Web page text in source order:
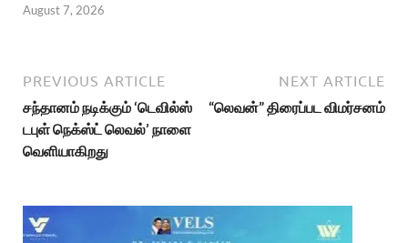
August 7, 2026
PREVIOUS ARTICLE
சந்தானம் நடிக்கும் ‘டெவில்ஸ்
டபுள் நெக்ஸ்ட் லெவல்’ நாளை
வெளியாகிறது
NEXT ARTICLE
“லெவன்” திரைப்பட விமர்சனம்